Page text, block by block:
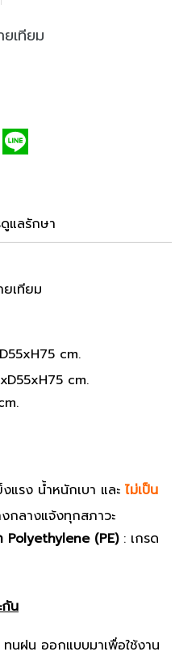
เทียม
แลรักษา
เทียม
cm.
cm.
แรง น้ำหนักเบา และ ไม่เป็น
งกลางแจ้งทุกสภาวะ
Polyethylene (PE): เกรด
กัน
นฝน ออกแบบมาเพื่อใช้งาน